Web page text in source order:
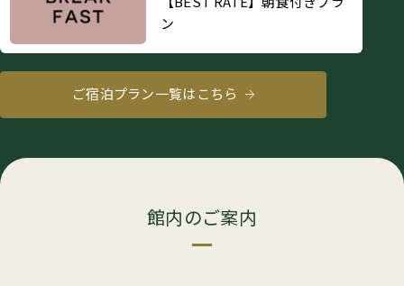
ン
ご宿泊プラン一覧はこちら
館内のご案内